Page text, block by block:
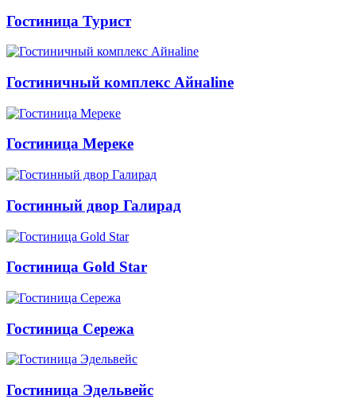
Гостиница Турист
Гостиничный комплекс Айнаline
Гостиница Мереке
Гостинный двор Галирад
Гостиница Gold Star
Гостиница Сережа
Гостиница Эдельвейс